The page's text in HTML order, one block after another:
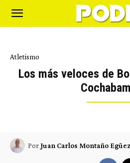
Atletismo
Los más veloces de
PorJuan Carlos Montaño Egüez